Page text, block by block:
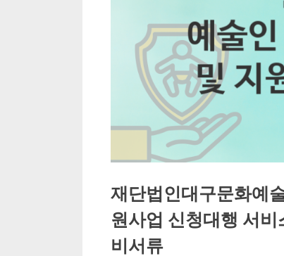
재단법인대구문화예
원사업 신청대행 서
비서류